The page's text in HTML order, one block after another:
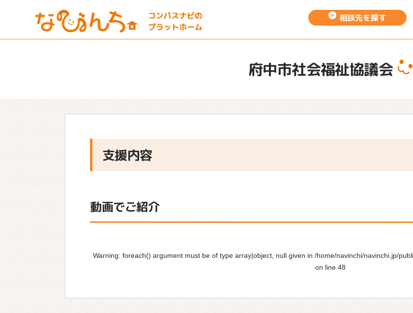
相談先を探す
府中市社会福祉協議会
支援内容
動画でご紹介
Warning: foreach() argument must be of type array|object, null given in /home/navinchi/navinchi.jp/
on line 48